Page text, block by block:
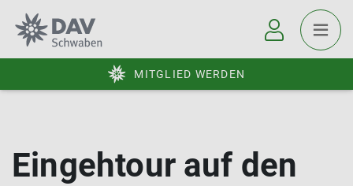
MITGLIED WERDEN
Eingehtour auf den